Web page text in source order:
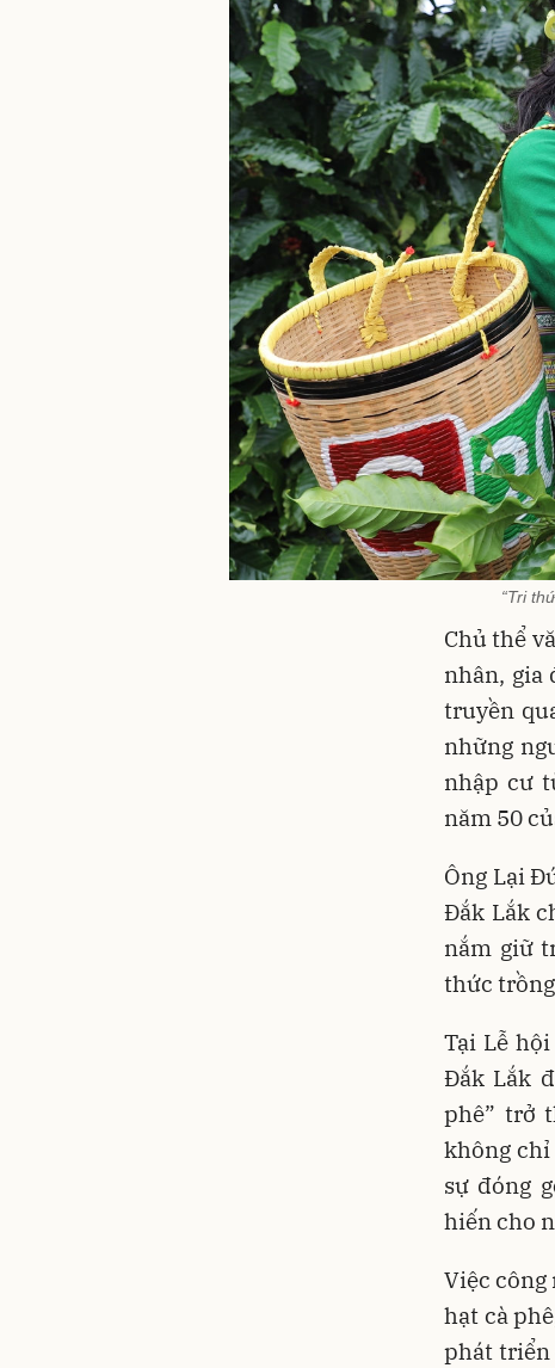
“Tri
Chủ thể
nhân, gia
truyền
những
nhập cư
năm 50
Ông Lại
Đắk Lắk
nắm giữ
thức trồng
Tại Lễ
Đắk Lắk
phê” trở
không chỉ
sự đóng
hiến cho
Việc công
hạt cà
phát triển